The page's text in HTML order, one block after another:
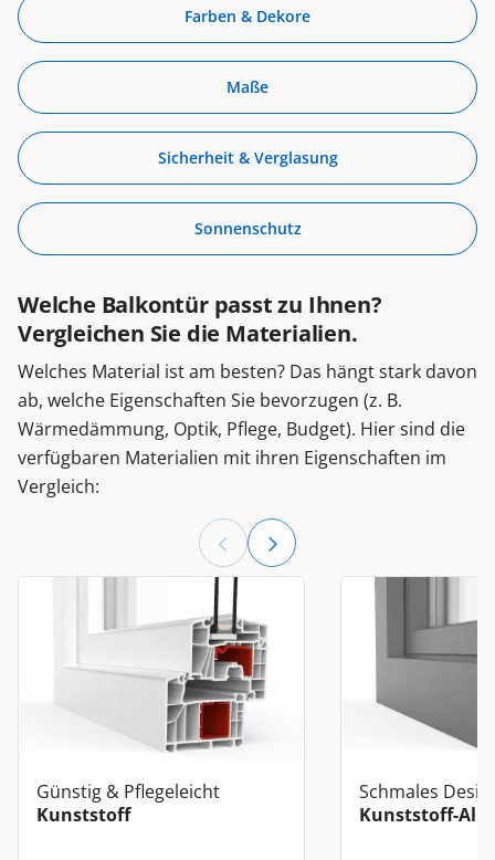
Farben & Dekore
Maße
Sicherheit & Verglasung
Sonnenschutz
Welche Balkontür passt zu Ihnen?
Vergleichen Sie die Materialien.
Welches Material ist am besten? Das hängt stark davon
ab, welche Eigenschaften Sie bevorzugen (z. B.
Wärmedämmung, Optik, Pflege, Budget). Hier sind die
verfügbaren Materialien mit ihren Eigenschaften im
Vergleich:
Günstig & Pflegeleicht
Kunststoff
Schmales
Kunststoff-Alu